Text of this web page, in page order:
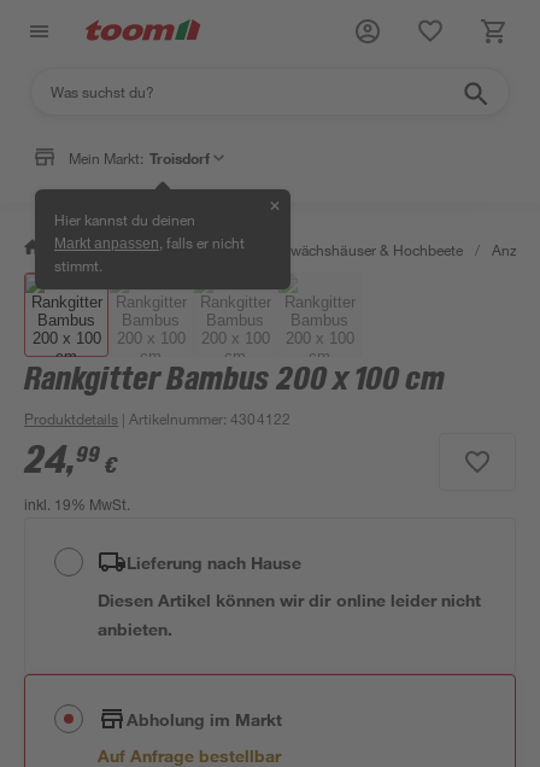
Mein Markt: Troisdorf
Hier kannst du deinen
Markt anpassen , falls er nicht
stimmt.
✕
/ Garten & Freizeit / Anzucht, Gewächshäuser & Hochbeete /
Rankgitter Bambus 200 x 100 cm
Produktdetails | Artikelnummer:4304122
24,99 €
inkl. 19% MwSt.
Lieferung nach Hause
Diesen Artikel können wir dir online leider nicht
anbieten.
Abholung im Markt
Auf Anfrage bestellbar